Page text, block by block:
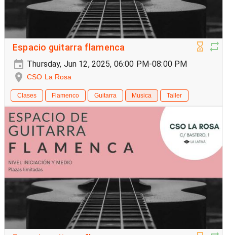
Espacio guitarra flamenca
Thursday, Jun 12, 2025, 06:00 PM-08:00 PM
CSO La Rosa
Clases Flamenco Guitarra Musica Taller